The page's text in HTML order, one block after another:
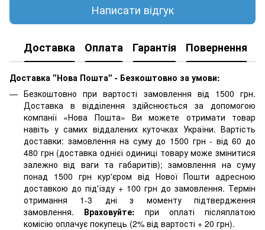
Написати відгук
Доставка Оплата Гарантія Повернення
Доставка "Нова Пошта" - Безкоштовно за умови:
Безкоштовно при вартості замовлення від 1500 грн.
Доставка в відділення здійснюється за допомогою
компанії «Нова Пошта» Ви можете отримати товар
навіть у самих віддалених куточках України. Вартість
доставки: замовлення на суму до 1500 грн - від 60 до
480 грн (доставка однієї одиниці товару може змінитися
залежно від ваги та габаритів); замовлення на суму
понад 1500 грн кур'єром від Нової Пошти адресною
доставкою до під'їзду + 100 грн до замовлення. Термін
отримання 1-3 дні з моменту підтвердження
замовлення. Враховуйте: при оплаті післяплатою
комісію оплачує покупець (2% від вартості + 20 грн).